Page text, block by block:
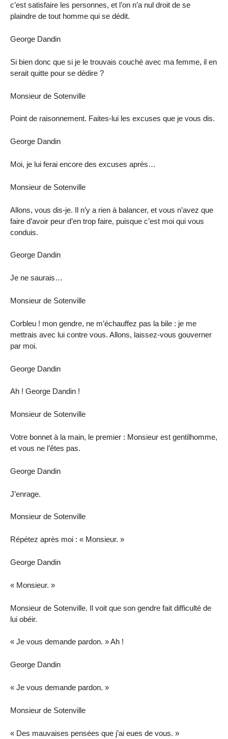
c’est satisfaire les personnes, et l’on n’a nul droit de se
plaindre de tout homme qui se dédit.
George Dandin
Si bien donc que si je le trouvais couché avec ma femme, il en
serait quitte pour se dédire ?
Monsieur de Sotenville
Point de raisonnement. Faites-lui les excuses que je vous dis.
George Dandin
Moi, je lui ferai encore des excuses après…
Monsieur de Sotenville
Allons, vous dis-je. Il n’y a rien à balancer, et vous n’avez que
faire d’avoir peur d’en trop faire, puisque c’est moi qui vous
conduis.
George Dandin
Je ne saurais…
Monsieur de Sotenville
Corbleu ! mon gendre, ne m’échauffez pas la bile : je me
mettrais avec lui contre vous. Allons, laissez-vous gouverner
par moi.
George Dandin
Ah ! George Dandin !
Monsieur de Sotenville
Votre bonnet à la main, le premier : Monsieur est gentilhomme,
et vous ne l’êtes pas.
George Dandin
J’enrage.
Monsieur de Sotenville
Répétez après moi : « Monsieur. »
George Dandin
« Monsieur. »
Monsieur de Sotenville. Il voit que son gendre fait difficulté de
lui obéir.
« Je vous demande pardon. » Ah !
George Dandin
« Je vous demande pardon. »
Monsieur de Sotenville
« Des mauvaises pensées que j’ai eues de vous. »